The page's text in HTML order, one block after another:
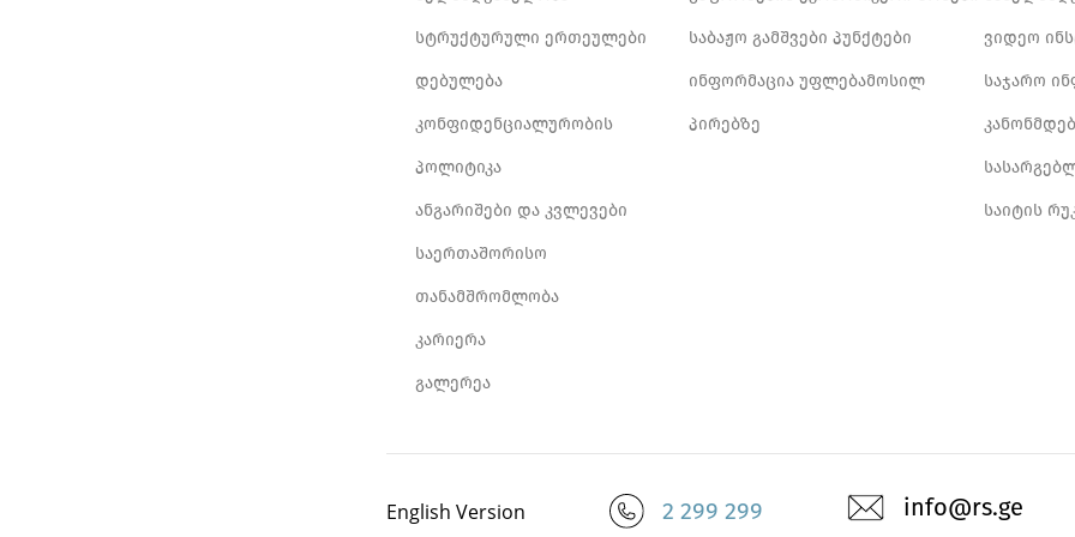
სტრუქტურული ერთეულები
დებულება
კონფიდენციალურობის
პოლიტიკა
ანგარიშები და კვლევები
საერთაშორისო
თანამშრომლობა
კარიერა
გალერეა
საბაჟო გამშვები პუნქტები
ინფორმაცია უფლებამოსილ
პირებზე
ვიდეო
საჯარო
საიტის
English Version info@rs.ge
2 299 299